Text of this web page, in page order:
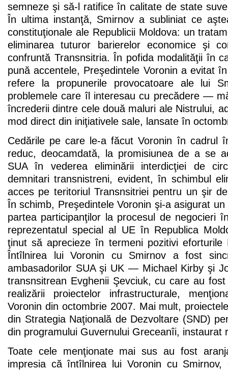
semneze şi să-l ratifice în calitate de state
În ultima instanţă, Smirnov a subliniat ce
constituţionale ale Republicii Moldova: un
eliminarea tuturor barierelor economice şi
confruntă Transnsitria. În pofida modalităţii în
pună accentele, Preşedintele Voronin a evitat
refere la propunerile provocatoare ale lui
problemele care îl interesau cu precădere —
încrederii dintre cele două maluri ale Nistrului,
mod direct din iniţiativele sale, lansate în
Cedările pe care le-a făcut Voronin în cadrul
reduc, deocamdată, la promisiunea de a se
SUA în vederea eliminării interdicţiei de
demnitari transnistreni, evident, în schimbul
acces pe teritoriul Transnsitriei pentru un şir
În schimb, Preşedintele Voronin şi-a asigurat
partea participanţilor la procesul de negocieri
reprezentatul special al UE în Republica
ţinut să aprecieze în termeni pozitivi eforturile
Întîlnirea lui Voronin cu Smirnov a fost
ambasadorilor SUA şi UK — Michael Kirby şi
transnsitrean Evghenii Şevciuk, cu care au
realizării proiectelor infrastructurale,
Voronin din octombrie 2007. Mai mult,
din Strategia Naţională de Dezvoltare (SND)
din programului Guvernului Greceanîi, instaurat
Toate cele menţionate mai sus au fost
impresia că întîlnirea lui Voronin cu